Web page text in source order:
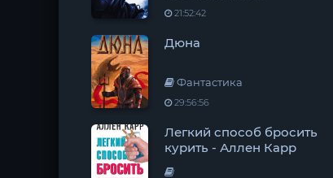
21:52:42
Дюна
Фантастика
29:56:56
Легкий способ бросить
курить - Аллен Карр